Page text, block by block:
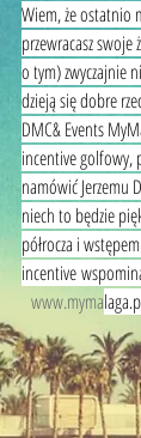
Wiem, że ostatnio
przewracasz
o tym) zwyczajnie
dzieją się dobre
DMC& Events
incentive golfowy,
namówić Jerzemu
niech to będzie
półrocza i
incentive
www.myma